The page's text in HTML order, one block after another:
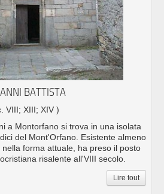
BATTISTA
VIII; XIII; XIV )
a Montorfano si trova in una isolata
del Mont'Orfano. Esistente almeno
forma attuale, ha preso il posto
risalente all'VIII secolo.
Lire tout